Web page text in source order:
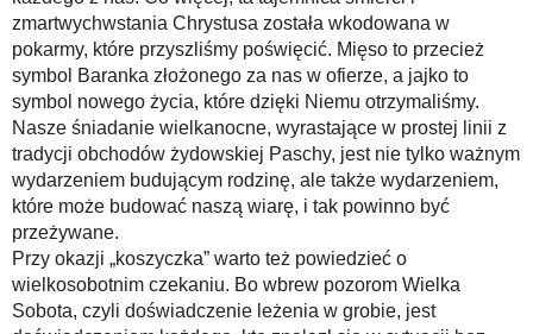
zmartwychwstania Chrystusa została wkodowana w
pokarmy, które przyszliśmy poświęcić. Mięso to przecież
symbol Baranka złożonego za nas w ofierze, a jajko to
symbol nowego życia, które dzięki Niemu otrzymaliśmy.
Nasze śniadanie wielkanocne, wyrastające w prostej linii z
tradycji obchodów żydowskiej Paschy, jest nie tylko ważnym
wydarzeniem budującym rodzinę, ale także wydarzeniem,
które może budować naszą wiarę, i tak powinno być
przeżywane.
Przy okazji „koszyczka” warto też powiedzieć o
wielkosobotnim czekaniu. Bo wbrew pozorom Wielka
Sobota, czyli doświadczenie leżenia w grobie, jest